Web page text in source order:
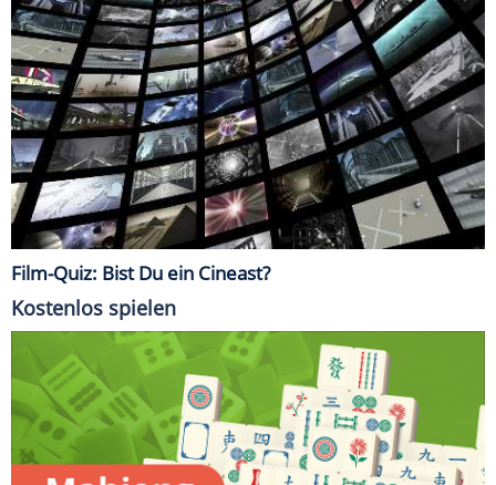
Film-Quiz: Bist Du ein Cineast?
Kostenlos spielen